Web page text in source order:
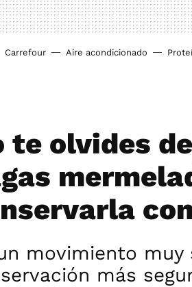
Carrefour Aire acondicionado
te olvides
movimiento muy
más